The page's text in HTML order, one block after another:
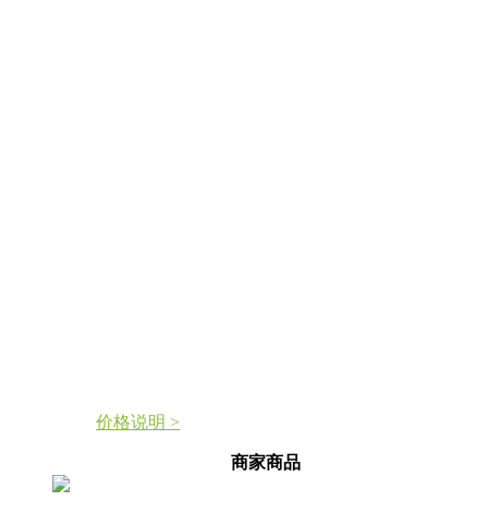
价格说明 >
商家商品